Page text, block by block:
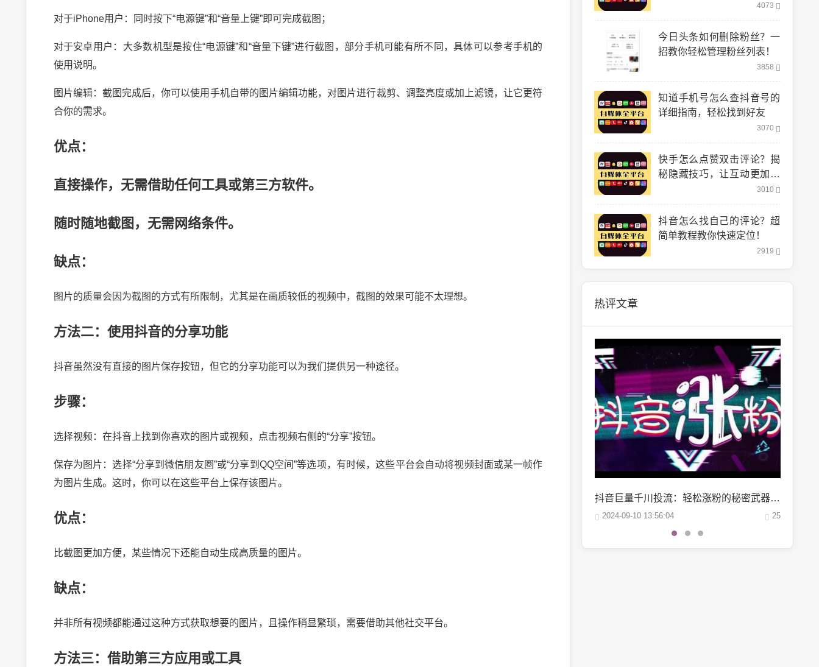
对于iPhone用户：同时按下“电源键”和“音量上键”即可完成截图；
对于安卓用户：大多数机型是按住“电源键”和“音量下键”进行截图，部分手机可能有所不同，具体可以参考手机的
使用说明。
图片编辑：截图完成后，你可以使用手机自带的图片编辑功能，对图片进行裁剪、调整亮度或加上滤镜，让它更符
合你的需求。
优点：
直接操作，无需借助任何工具或第三方软件。
随时随地截图，无需网络条件。
缺点：
图片的质量会因为截图的方式有所限制，尤其是在画质较低的视频中，截图的效果可能不太理想。
方法二：使用抖音的分享功能
抖音虽然没有直接的图片保存按钮，但它的分享功能可以为我们提供另一种途径。
步骤：
选择视频：在抖音上找到你喜欢的图片或视频，点击视频右侧的“分享”按钮。
保存为图片：选择“分享到微信朋友圈”或“分享到QQ空间”等选项，有时候，这些平台会自动将视频封面或某一帧作
为图片生成。这时，你可以在这些平台上保存该图片。
优点：
比截图更加方便，某些情况下还能自动生成高质量的图片。
缺点：
并非所有视频都能通过这种方式获取想要的图片，且操作稍显繁琐，需要借助其他社交平台。
方法三：借助第三方应用或工具
4073
今日头条如何删除粉丝？一
招教你轻松管理粉丝列表！
3858
知道手机号怎么查抖音号的
详细指南，轻松找到好友
3070
快手怎么点赞双击评论？揭
秘隐藏技巧，让互动更加轻
3010
抖音怎么找自己的评论？超
简单教程教你快速定位！
2919
热评文章
微博阅读量1万：如何轻松实现你的阅读量突破？
2024-10-04 06:00:07 22